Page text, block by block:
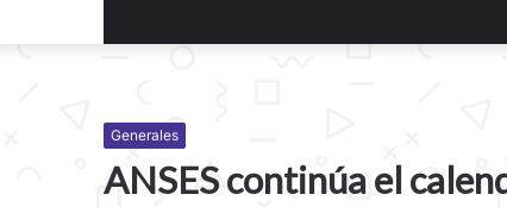
Generales
ANSES continúa el